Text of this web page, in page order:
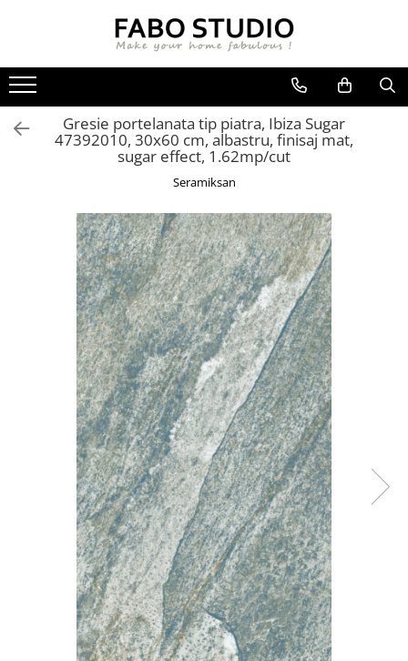
GRESIE INTERIOR
GRESIE EXTERIOR
GRESIE EXTERIOR 2 CM
GRESIE XXL - LASTRE
TREPTE DIN GRESIE
FAIANTA
PIESE DECORATIVE
CANAPELE
CUIERE
Gresie portelanata tip piatra, Ibiza Sugar
47392010, 30x60 cm, albastru, finisaj mat,
sugar effect, 1.62mp/cut
Seramiksan